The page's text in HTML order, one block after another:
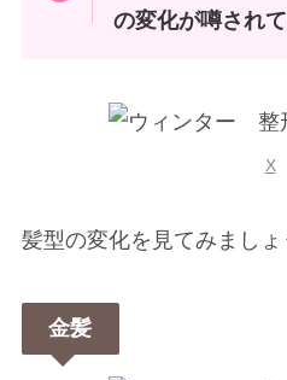
の変化が噂されて
X
髪型の変化を見てみましょ
金髪